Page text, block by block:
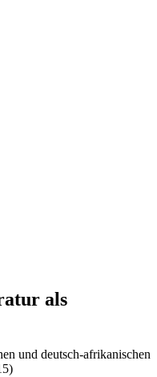
als
und deutsch-afrikanischen